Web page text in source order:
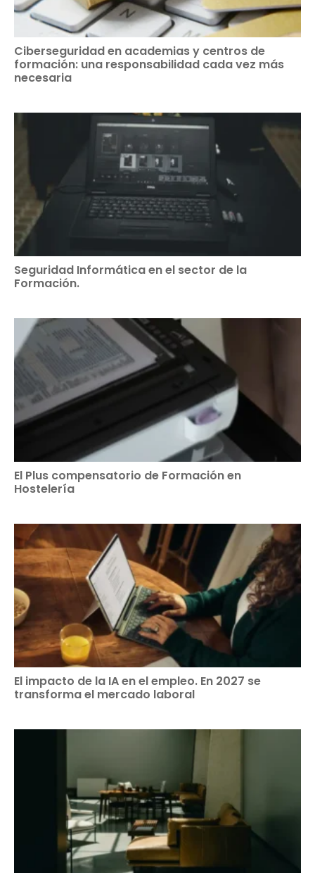
Ciberseguridad en academias y centros de
formación: una responsabilidad cada vez más
necesaria
Seguridad Informática en el sector de la
Formación.
El Plus compensatorio de Formación en
Hostelería
El impacto de la IA en el empleo. En 2027 se
transforma el mercado laboral